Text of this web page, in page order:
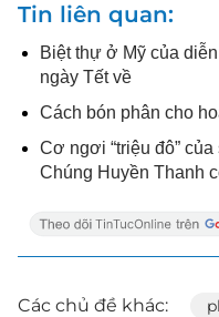
Tin liên quan
Biệt thự ở Mỹ của
ngày Tết về
Cách bón phân cho
Cơ ngơi “triệu đô”
Chúng Huyền Thanh
Các chủ đề khác: